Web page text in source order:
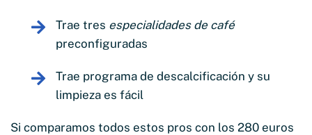
Trae tres especialidades de café
preconfiguradas
Trae programa de descalcificación y su
limpieza es fácil
Si comparamos todos estos pros con los 280 euros